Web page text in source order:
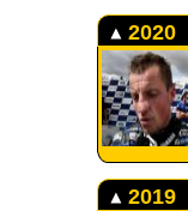
2020
2019